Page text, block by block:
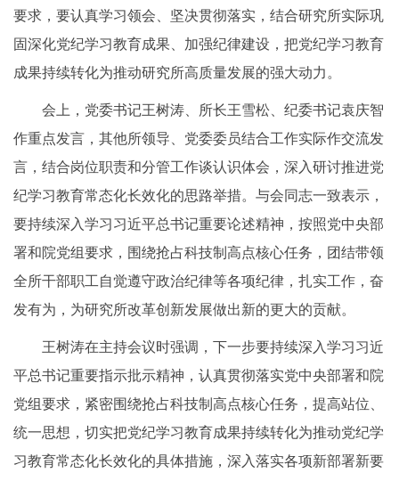
要求，要认真学习领会、坚决贯彻落实，结合研究所实际巩
固深化党纪学习教育成果、加强纪律建设，把党纪学习教育
成果持续转化为推动研究所高质量发展的强大动力。
会上，党委书记王树涛、所长王雪松、纪委书记袁庆智
作重点发言，其他所领导、党委委员结合工作实际作交流发
言，结合岗位职责和分管工作谈认识体会，深入研讨推进党
纪学习教育常态化长效化的思路举措。与会同志一致表示，
要持续深入学习习近平总书记重要论述精神，按照党中央部
署和院党组要求，围绕抢占科技制高点核心任务，团结带领
全所干部职工自觉遵守政治纪律等各项纪律，扎实工作，奋
发有为，为研究所改革创新发展做出新的更大的贡献。
王树涛在主持会议时强调，下一步要持续深入学习习近
平总书记重要指示批示精神，认真贯彻落实党中央部署和院
党组要求，紧密围绕抢占科技制高点核心任务，提高站位、
统一思想，切实把党纪学习教育成果持续转化为推动党纪学
习教育常态化长效化的具体措施，深入落实各项新部署新要